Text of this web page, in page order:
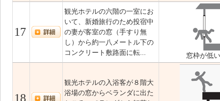
17
観光ホテルの六階の一室にお
いて、新婚旅行のため投宿中
の妻が客室の窓（手すり無
し）から約一八メートル下の
コンクリート敷路面に転...
窓枠が低い
18
観光ホテルの入浴客が８階大
浴場の窓からベランダに出た